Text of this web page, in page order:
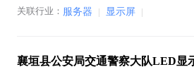
关联行业： 服务器 | 显示屏 |
襄垣县公安局交通警察大队LED显